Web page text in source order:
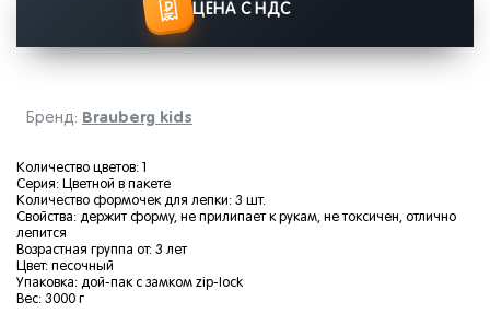
Бренд: Brauberg kids
Количество цветов: 1
Серия: Цветной в пакете
Количество формочек для лепки: 3 шт.
Свойства: держит форму, не прилипает к рукам, не токсичен, отлично
лепится
Возрастная группа от: 3 лет
Цвет: песочный
Упаковка: дой-пак с замком zip-lock
Вес: 3000 г
ЦЕНА С НДС